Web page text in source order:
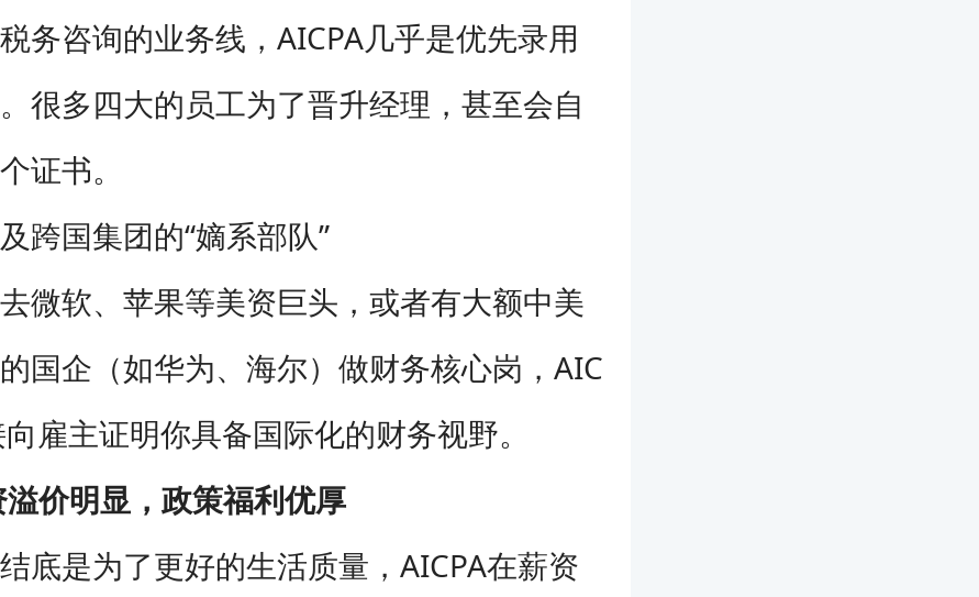
务咨询的业务线，AICPA几乎是优先录用
很多四大的员工为了晋升经理，甚至会自
证书。
跨国集团的“嫡系部队”
微软、苹果等美资巨头，或者有大额中美
国企（如华为、海尔）做财务核心岗，AIC
雇主证明你具备国际化的财务视野。
价明显，政策福利优厚
底是为了更好的生活质量，AICPA在薪资